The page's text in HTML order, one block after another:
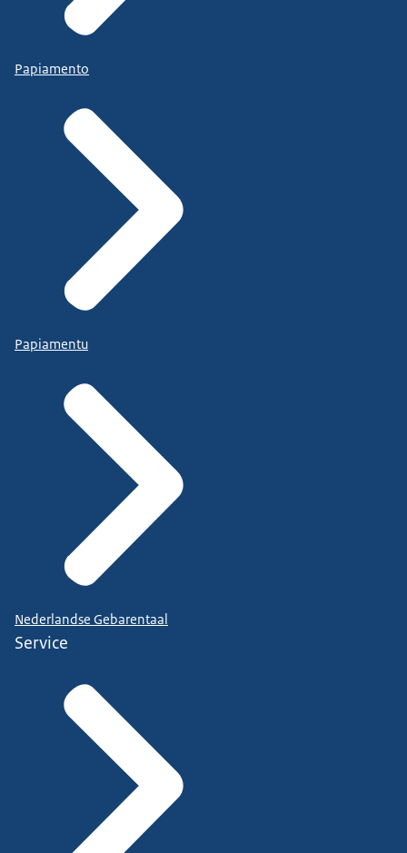
Papiamento
Papiamentu
Nederlandse Gebarentaal
Service